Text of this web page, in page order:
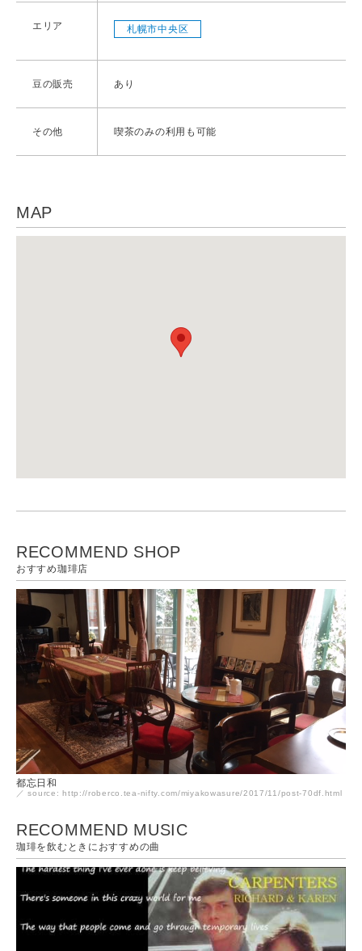
RECOMMEND SHOP
おすすめ珈琲店
都忘日和
／ source: http://roberco.tea-nifty.com/miyakowasure/2017/11/post-70df.html
RECOMMEND MUSIC
珈琲を飲むときにおすすめの曲
エリア 札幌市中央区
豆の販売 あり
その他 喫茶のみの利用も可能
MAP